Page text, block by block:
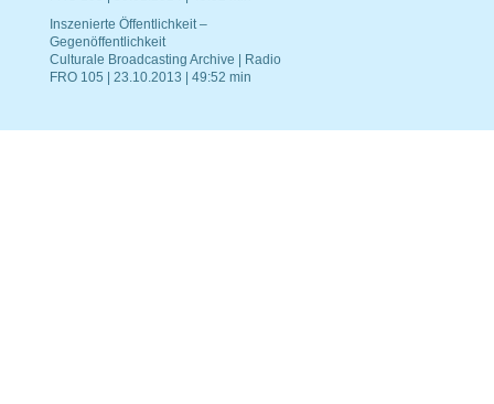
Inszenierte Öffentlichkeit –
Gegenöffentlichkeit
Culturale Broadcasting Archive | Radio
FRO 105 | 23.10.2013 | 49:52 min